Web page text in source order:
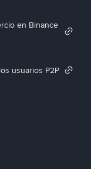
en Binance
usuarios P2P